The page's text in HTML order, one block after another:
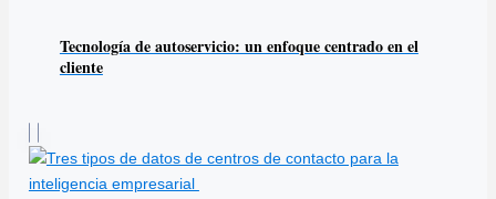
Tecnología de autoservicio: un enfoque centrado en el
cliente